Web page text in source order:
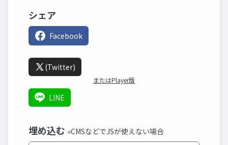
シェア
Facebook
(Twitter)
またはPlayer版
LINE
埋め込む »CMSなどでJSが使えない場合